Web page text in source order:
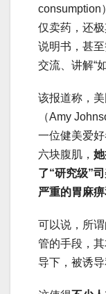
consumption
仅卖药，还
说明书，甚
交流、讲解“
该报道称，
（Amy
一位健美爱
六块腹肌，
了“研究级”
严重的胃麻
可以说，所
管的手段，
导下，被诱